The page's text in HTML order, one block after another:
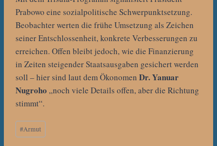
Prabowo eine sozialpolitische Schwerpunktsetzung.
Beobachter werten die frühe Umsetzung als Zeichen
seiner Entschlossenheit, konkrete Verbesserungen zu
erreichen. Offen bleibt jedoch, wie die Finanzierung
in Zeiten steigender Staatsausgaben gesichert werden
soll – hier sind laut dem Ökonomen Dr. Yanuar
Nugroho „noch viele Details offen, aber die Richtung
stimmt“.
Schlagworte:
#Armut